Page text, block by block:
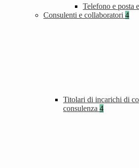
Telefono e posta
Consulenti e collaboratori 4
Titolari di incarichi di
consulenza 4